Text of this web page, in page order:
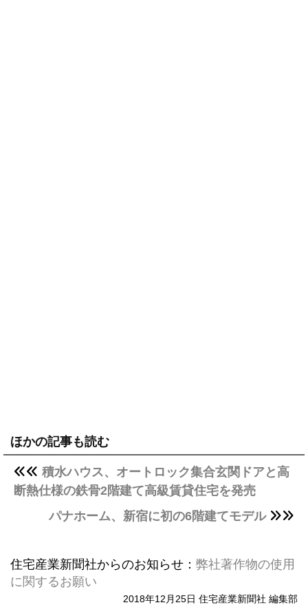
ほかの記事も読む
積水ハウス、オートロック集合玄関ドアと高
断熱仕様の鉄骨2階建て高級賃貸住宅を発売
パナホーム、新宿に初の6階建てモデル
住宅産業新聞社からのお知らせ： 弊社著作物の使用
に関するお願い
2018年12月25日 住宅産業新聞社 編集部